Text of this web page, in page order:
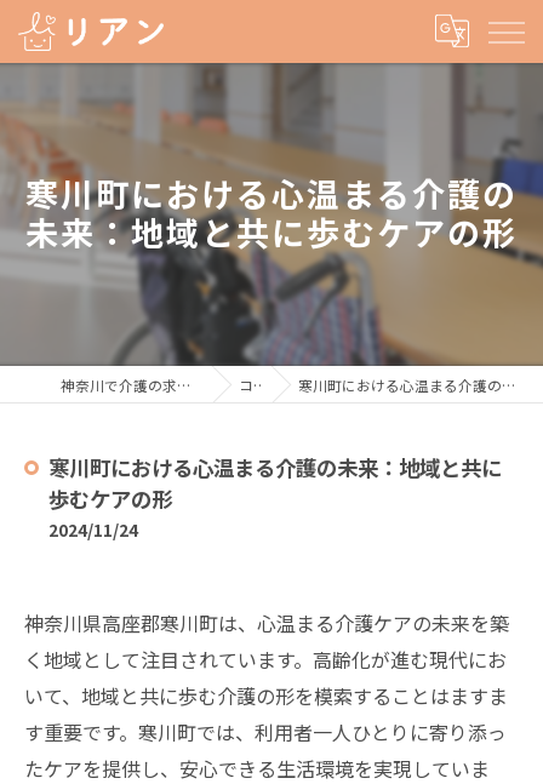
寒川町における心温まる介護の
未来：地域と共に歩むケアの形
神奈川で介護の求人なら株式会社リアン コラム 寒川町における心温まる介護の未来：地域と共に歩むケアの形
寒川町における心温まる介護の未来：地域と共に
歩むケアの形
2024/11/24
神奈川県高座郡寒川町は、心温まる介護ケアの未来を築
く地域として注目されています。高齢化が進む現代にお
いて、地域と共に歩む介護の形を模索することはますま
す重要です。寒川町では、利用者一人ひとりに寄り添っ
たケアを提供し、安心できる生活環境を実現していま